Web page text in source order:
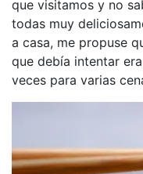
que visitamos y no
todas muy
a casa, me propuse
que debía intentar
veces para varias